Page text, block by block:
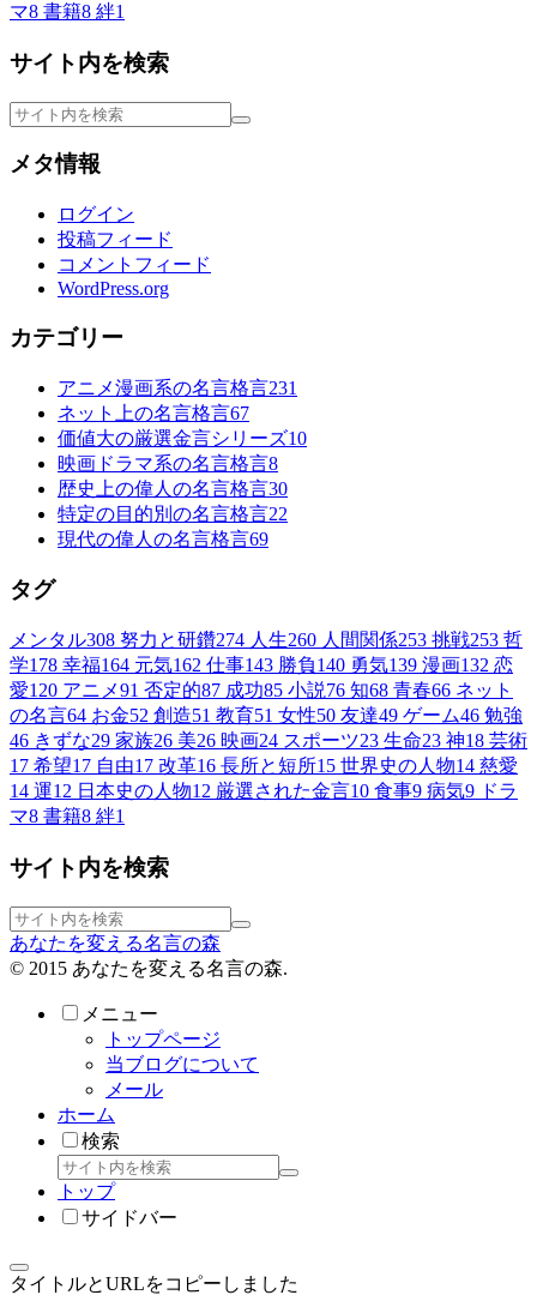
マ8 書籍8 絆1
サイト内を検索
メタ情報
ログイン
投稿フィード
コメントフィード
WordPress.org
カテゴリー
アニメ漫画系の名言格言231
ネット上の名言格言67
価値大の厳選金言シリーズ10
映画ドラマ系の名言格言8
歴史上の偉人の名言格言30
特定の目的別の名言格言22
現代の偉人の名言格言69
タグ
メンタル308 努力と研鑽274 人生260 人間関係253 挑戦253 哲
学178 幸福164 元気162 仕事143 勝負140 勇気139 漫画132 恋
愛120 アニメ91 否定的87 成功85 小説76 知68 青春66 ネット
の名言64 お金52 創造51 教育51 女性50 友達49 ゲーム46 勉強
46 きずな29 家族26 美26 映画24 スポーツ23 生命23 神18 芸術
17 希望17 自由17 改革16 長所と短所15 世界史の人物14 慈愛
14 運12 日本史の人物12 厳選された金言10 食事9 病気9 ドラ
マ8 書籍8 絆1
サイト内を検索
あなたを変える名言の森
© 2015 あなたを変える名言の森.
メニュー
トップページ
当ブログについて
メール
ホーム
検索
トップ
サイドバー
タイトルとURLをコピーしました